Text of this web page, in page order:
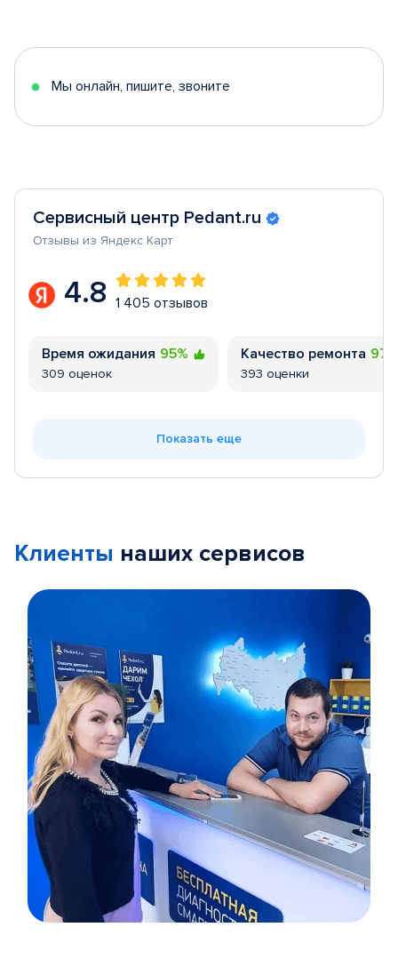
5
Мы онлайн, пишите, звоните
Сервисный центр Pedant.ru
Отзывы из Яндекс Карт
4.8 1 405 отзывов
Время ожидания 95%
309 оценок
Качество ремонта
393 оценки
Показать еще
Клиенты наших сервисов